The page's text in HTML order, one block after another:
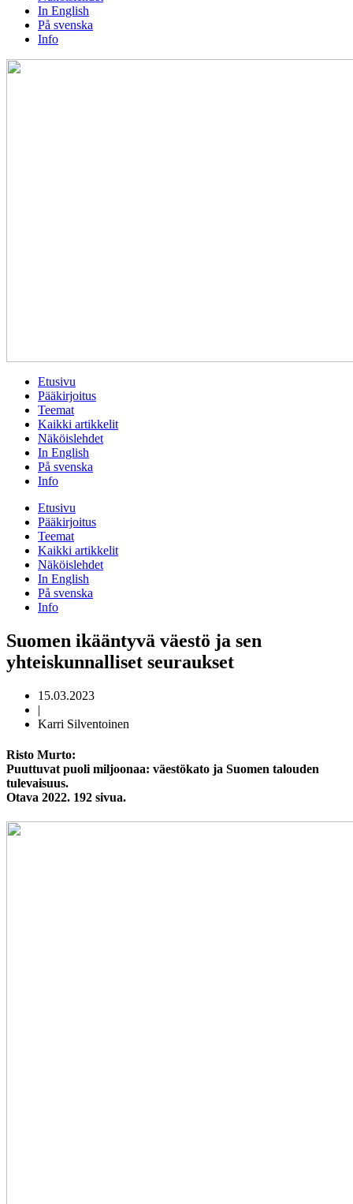
In English
På svenska
Info
Etusivu
Pääkirjoitus
Teemat
Kaikki artikkelit
Näköislehdet
In English
På svenska
Info
Etusivu
Pääkirjoitus
Teemat
Kaikki artikkelit
Näköislehdet
In English
På svenska
Info
Suomen ikääntyvä väestö ja sen
yhteiskunnalliset seuraukset
15.03.2023
|
Karri Silventoinen
Risto Murto:
Puuttuvat puoli miljoonaa: väestökato ja Suomen talouden
tulevaisuus.
Otava 2022. 192 sivua.